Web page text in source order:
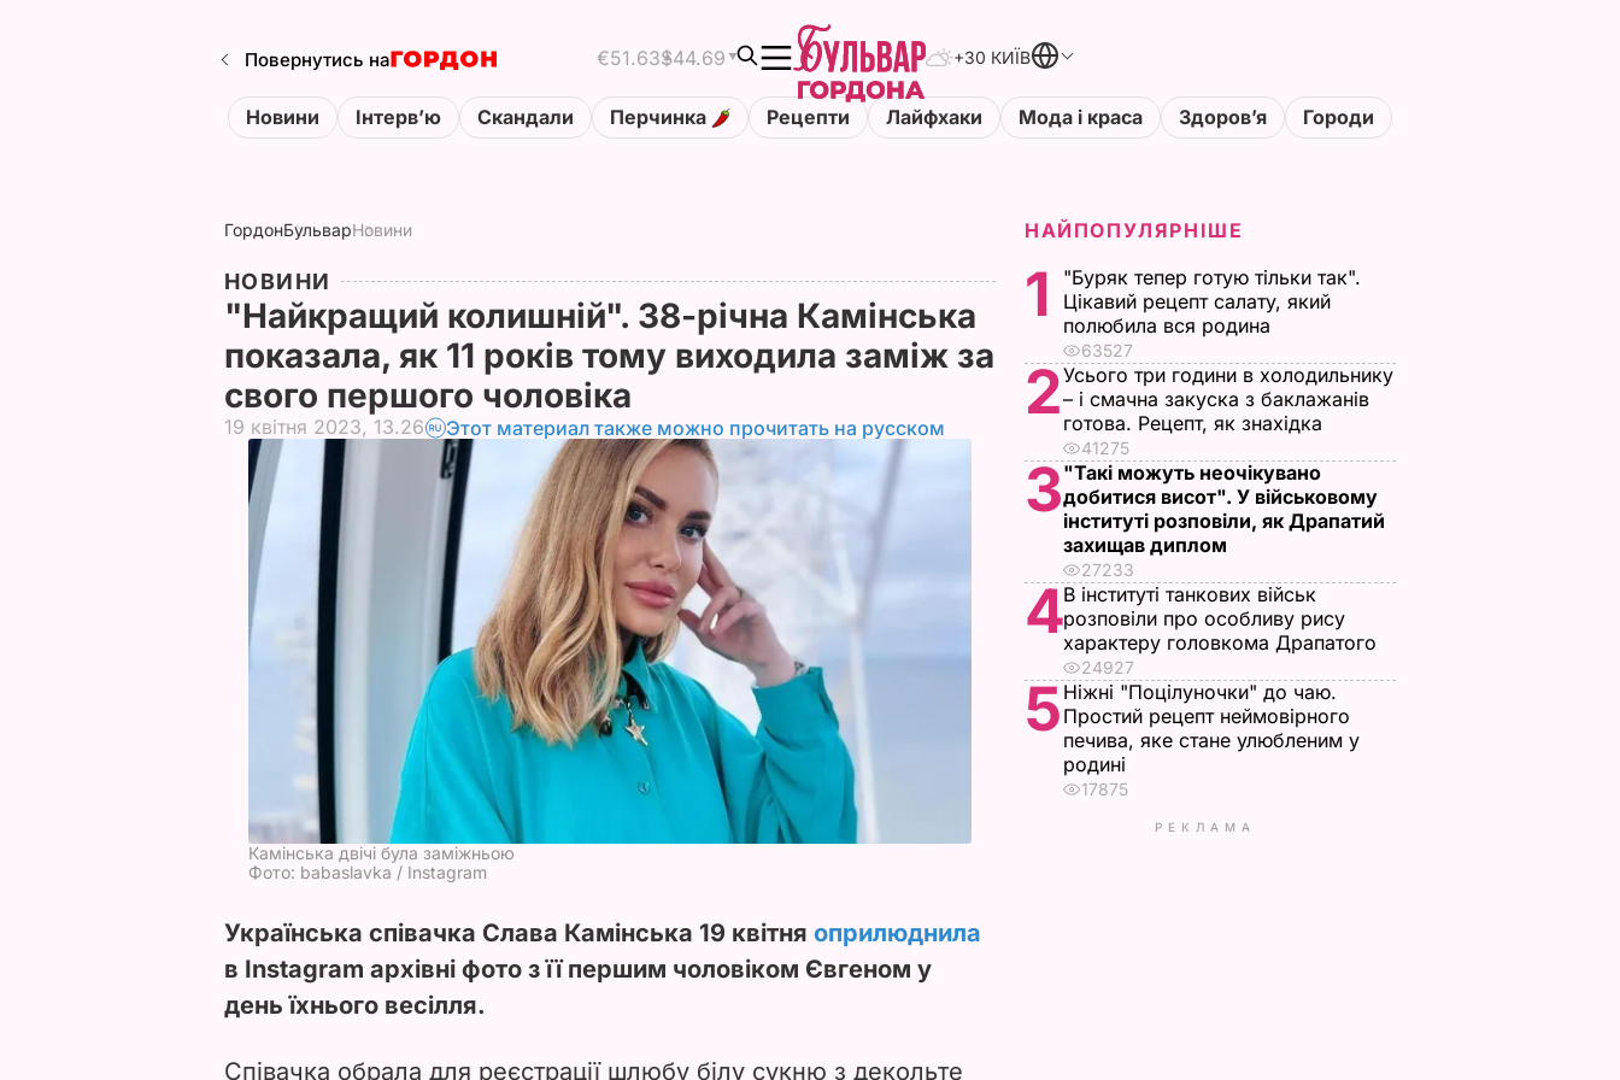
Повернутись на €51.63$44.69 +30 КИЇВ
Новини Інтервʼю Скандали Перчинка Рецепти Лайфхаки Мода і краса Здоровʼя Городи
ГордонБульварНовини
НОВИНИ
"Найкращий колишній". 38-річна Камінська
показала, як 11 років тому виходила заміж за
свого першого чоловіка
19 квітня 2023, 13.26 Этот материал также можно прочитать на русском
Камінська двічі була заміжньою
Фото: babaslavka / Instagram
Українська співачка Слава Камінська 19 квітня оприлюднила
в Instagram архівні фото з її першим чоловіком Євгеном у
день їхнього весілля.
Співачка обрала для реєстрації шлюбу білу сукню з декольте
НАЙПОПУЛЯРНІШЕ
1
"Буряк тепер готую тільки так".
Цікавий рецепт салату, який
полюбила вся родина
63527
2Усього три години в холодильнику
– і смачна закуска з баклажанів
готова. Рецепт, як знахідка
41275
3"Такі можуть неочікувано
добитися висот". У військовому
інституті розповіли, як Драпатий
захищав диплом
27233
4В інституті танкових військ
розповіли про особливу рису
характеру головкома Драпатого
24927
5 Ніжні "Поцілуночки" до чаю.
Простий рецепт неймовірного
печива, яке стане улюбленим у
родині
17875
РЕКЛАМА